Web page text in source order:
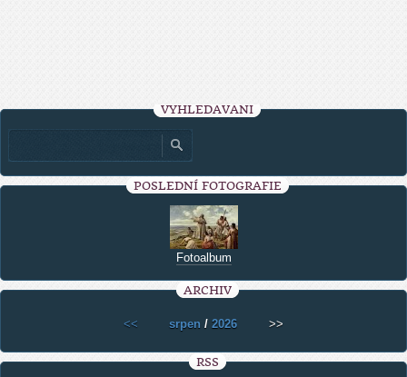
VYHLEDÁVÁNÍ
POSLEDNÍ FOTOGRAFIE
Fotoalbum
ARCHIV
<< srpen / 2026 >>
RSS